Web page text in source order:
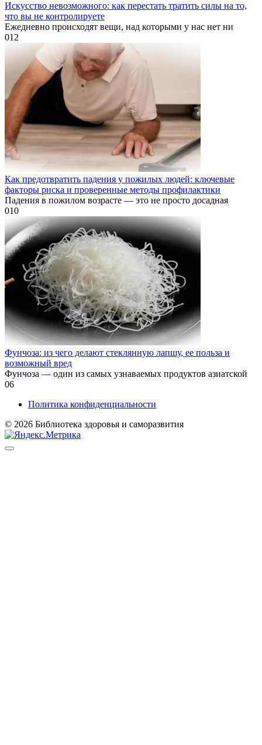
Искусство невозможного: как перестать тратить силы на то,
что вы не контролируете
Ежедневно происходят вещи, над которыми у нас нет ни
012
Как предотвратить падения у пожилых людей: ключевые
факторы риска и проверенные методы профилактики
Падения в пожилом возрасте — это не просто досадная
010
Фунчоза: из чего делают стеклянную лапшу, ее польза и
возможный вред
Фунчоза — один из самых узнаваемых продуктов азиатской
06
Политика конфиденциальности
© 2026 Библиотека здоровья и саморазвития